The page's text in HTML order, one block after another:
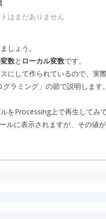
はまだありません
しょう。
数と ローカル変数です。
にして作られているので、
ラミング」の節で説明しま
をProcessing上で再生してみて
ルに表示されますが、その値